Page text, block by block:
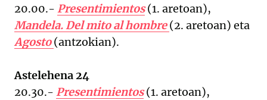
20.00.- Presentimientos(1. aretoan),
Mandela. Del mito al hombre (2. aretoan) eta
Agosto (antzokian).
Astelehena 24
20.30.- Presentimientos(1. aretoan),